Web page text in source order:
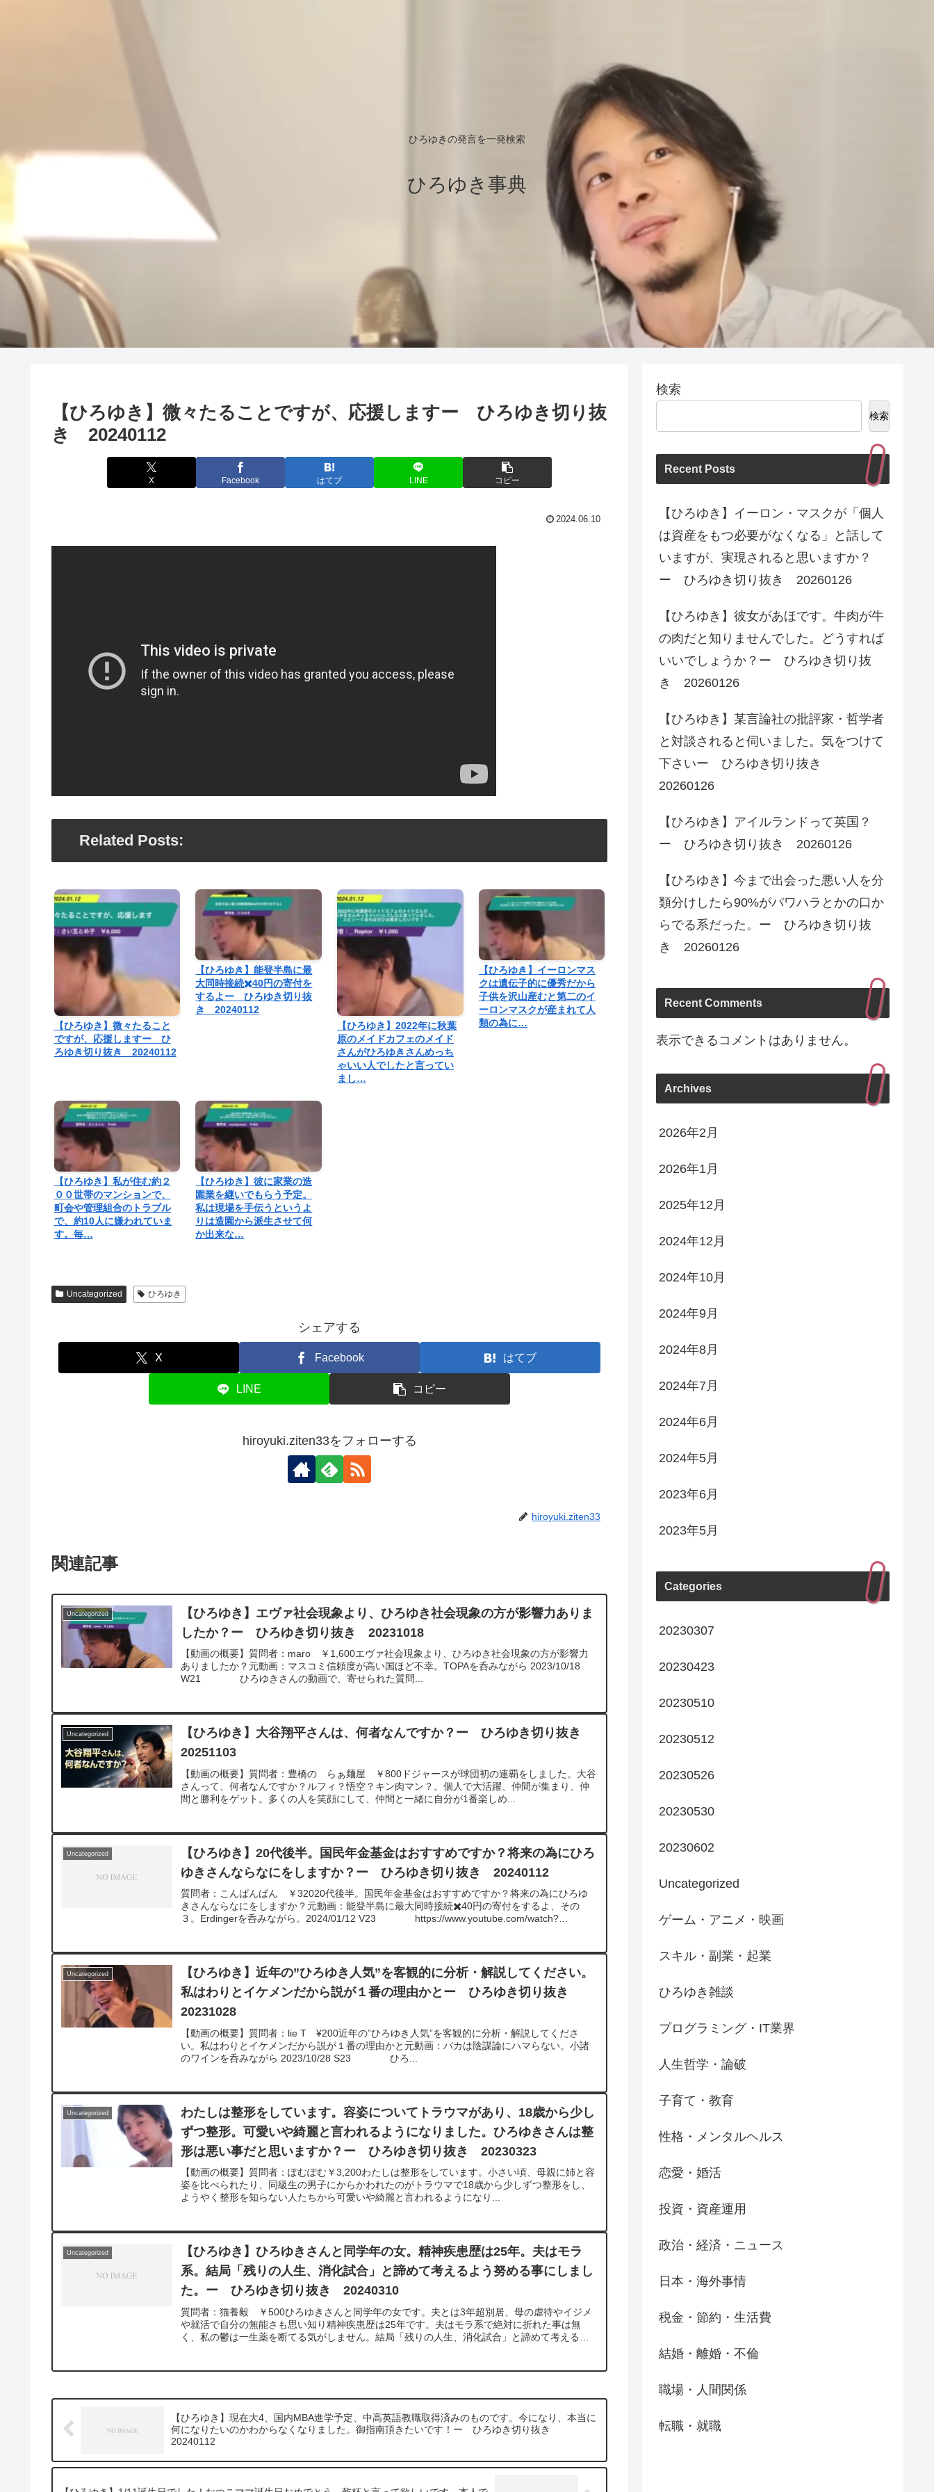
ひろゆきの発言を一発検索
ひろゆき事典
【ひろゆき】微々たることですが、応援しますー ひろゆき切り抜
き 20240112
X Facebook はてブ LINE コピー
2024.06.10
Related Posts:
【ひろゆき】微々たること
ですが、応援しますー ひ
ろゆき切り抜き 20240112
【ひろゆき】能登半島に最
大同時接続✖️40円の寄付を
するよー ひろゆき切り抜
き 20240112
【ひろゆき】2022年に秋葉
原のメイドカフェのメイド
さんがひろゆきさんめっち
ゃいい人でしたと言ってい
まし…
【ひろゆき】イーロンマス
クは遺伝子的に優秀だから
子供を沢山産むと第二のイ
ーロンマスクが産まれて人
類の為に…
【ひろゆき】私が住む約２
００世帯のマンションで、
町会や管理組合のトラブル
で、約10人に嫌われていま
す。毎…
【ひろゆき】彼に家業の造
園業を継いでもらう予定。
私は現場を手伝うというよ
りは造園から派生させて何
か出来な…
Uncategorized ひろゆき
シェアする
X Facebook はてブ
LINE コピー
hiroyuki.ziten33をフォローする
hiroyuki.ziten33
関連記事
Uncategorized
【ひろゆき】エヴァ社会現象より、ひろゆき社会現象の方が影響力ありま
したか？ー ひろゆき切り抜き 20231018
【動画の概要】質問者：maro ￥1,600エヴァ社会現象より、ひろゆき社会現象の方が影響力
ありましたか？元動画：マスコミ信頼度が高い国ほど不幸。TOPAを呑みながら 2023/10/18
W21 ひろゆきさんの動画で、寄せられた質問...
Uncategorized
【ひろゆき】大谷翔平さんは、何者なんですか？ー ひろゆき切り抜き
20251103
【動画の概要】質問者：豊橋の らぁ麺屋 ￥800ドジャースが球団初の連覇をしました。大谷
さんって、何者なんですか？ルフィ？悟空？キン肉マン？。個人で大活躍、仲間が集まり、仲
間と勝利をゲット。多くの人を笑顔にして、仲間と一緒に自分が1番楽しめ...
Uncategorized
【ひろゆき】20代後半。国民年金基金はおすすめですか？将来の為にひろ
ゆきさんならなにをしますか？ー ひろゆき切り抜き 20240112
質問者：こんばんばん ￥32020代後半。国民年金基金はおすすめですか？将来の為にひろゆ
きさんならなにをしますか？元動画：能登半島に最大同時接続✖️40円の寄付をするよ、その
３。Erdingerを呑みながら。2024/01/12 V23 https://www.youtube.com/watch?
れば、下記のサイトから検索してみてください。https://hiroyuki-ziten.com/できるだけ、多くの
質問を今後も編集し、アップロードしていきますので、使いやすいと感じて頂けたら、いい
ね！やチャンネル登録をよろしくお願いします。
Uncategorized
【ひろゆき】近年の”ひろゆき人気”を客観的に分析・解説してください。
私はわりとイケメンだから説が１番の理由かとー ひろゆき切り抜き
20231028
【動画の概要】質問者：lie T ¥200近年の”ひろゆき人気”を客観的に分析・解説してくださ
い。私はわりとイケメンだから説が１番の理由かと元動画：バカは陰謀論にハマらない。小諸
のワインを呑みながら 2023/10/28 S23 ひろ...
Uncategorized
わたしは整形をしています。容姿についてトラウマがあり、18歳から少し
ずつ整形。可愛いや綺麗と言われるようになりました。ひろゆきさんは整
形は悪い事だと思いますか？ー ひろゆき切り抜き 20230323
【動画の概要】質問者：ぽむぽむ￥3,200わたしは整形をしています。小さい頃、母親に姉と容
姿を比べられたり、同級生の男子にからかわれたのがトラウマで18歳から少しずつ整形をし、
ようやく整形を知らない人たちから可愛いや綺麗と言われるようになり...
Uncategorized
【ひろゆき】ひろゆきさんと同学年の女。精神疾患歴は25年。夫はモラ
系。結局「残りの人生、消化試合」と諦めて考えるよう努める事にしまし
た。ー ひろゆき切り抜き 20240310
質問者：猫養毅 ￥500ひろゆきさんと同学年の女です。夫とは3年超別居、母の虐待やイジメ
や就活で自分の無能さも思い知り精神疾患歴は25年です。夫はモラ系で絶対に折れた事は無
く、私の鬱は一生薬を断てる気がしません。結局「残りの人生、消化試合」と諦めて考えるよ
https://www.youtube.com/watch?v=wBbQ9cp_Mx8******************************************ひろゆきさ
るかな？と気になったことがあれば、下記のサイトから検索してみてください。
https://hiroyuki-ziten.com/できるだけ、多くの質問を今後も編集し、アップロードしていきます
ので、使いやすいと感じて頂けたら、いいね！やチャンネル登録をよろしくお願いします。
【ひろゆき】現在大4、国内MBA進学予定、中高英語教職取得済みのものです。今になり、本当に
何になりたいのかわからなくなりました。御指南頂きたいです！ー ひろゆき切り抜き
20240112
検索
検索
Recent Posts
【ひろゆき】イーロン・マスクが「個人
は資産をもつ必要がなくなる」と話して
いますが、実現されると思いますか？
ー ひろゆき切り抜き 20260126
【ひろゆき】彼女があほです。牛肉が牛
の肉だと知りませんでした。どうすれば
いいでしょうか？ー ひろゆき切り抜
き 20260126
【ひろゆき】某言論社の批評家・哲学者
と対談されると伺いました。気をつけて
下さいー ひろゆき切り抜き
20260126
【ひろゆき】アイルランドって英国？
ー ひろゆき切り抜き 20260126
【ひろゆき】今まで出会った悪い人を分
類分けしたら90%がパワハラとかの口か
らでる系だった。ー ひろゆき切り抜
き 20260126
Recent Comments
表示できるコメントはありません。
Archives
2026年2月
2026年1月
2025年12月
2024年12月
2024年10月
2024年9月
2024年8月
2024年7月
2024年6月
2024年5月
2023年6月
2023年5月
Categories
20230307
20230423
20230510
20230512
20230526
20230530
20230602
Uncategorized
ゲーム・アニメ・映画
スキル・副業・起業
ひろゆき雑談
プログラミング・IT業界
人生哲学・論破
子育て・教育
性格・メンタルヘルス
恋愛・婚活
投資・資産運用
政治・経済・ニュース
日本・海外事情
税金・節約・生活費
結婚・離婚・不倫
職場・人間関係
転職・就職